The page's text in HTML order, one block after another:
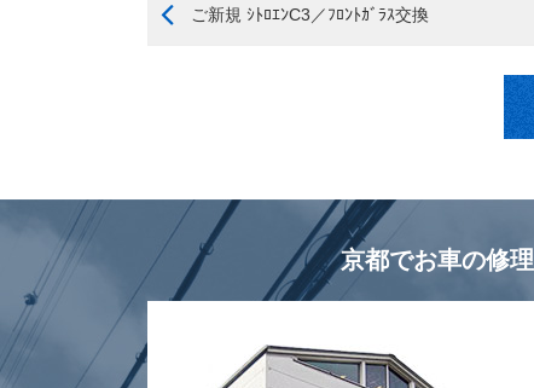
ご新規 ｼﾄﾛｴﾝC3／ﾌﾛﾝﾄｶﾞﾗｽ交換
京都でお車の修